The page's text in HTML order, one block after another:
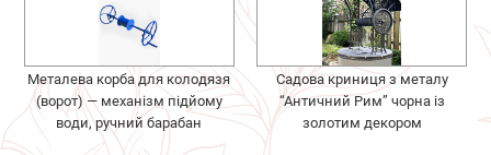
Металева корба для колодязя
(ворот) — механізм підйому
води, ручний барабан
Садова криниця з металу
“Античний Рим” чорна із
золотим декором